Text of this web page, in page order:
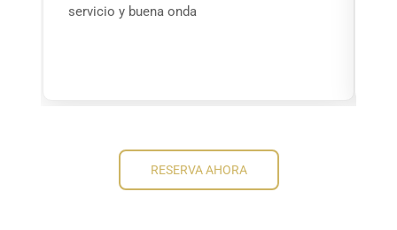
servicio y buena onda
RESERVA AHORA